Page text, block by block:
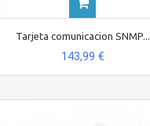
Tarjeta comunicacion SNMP...
143,99 €